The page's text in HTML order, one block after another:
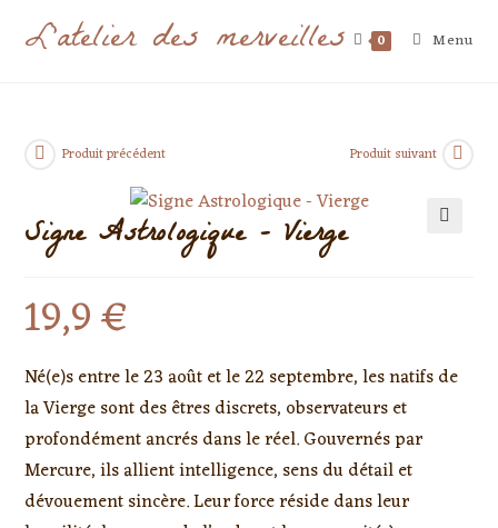
L'atelier des merveilles 0 Menu
Produit précédent Produit suivant
Signe Astrologique – Vierge
19,9€
Né(e)s entre le 23 août et le 22 septembre, les natifs de
la Vierge sont des êtres discrets, observateurs et
profondément ancrés dans le réel. Gouvernés par
Mercure, ils allient intelligence, sens du détail et
dévouement sincère. Leur force réside dans leur